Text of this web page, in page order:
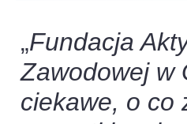
„Fundacja
Zawodowej w
ciekawe, o co